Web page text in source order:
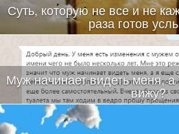
Суть, которую не все и не
раза готов
Муж начинает видеть меня,
вижу?